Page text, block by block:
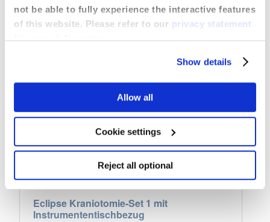
not be able to fully experience the interactive features
of this website. Please refer to our privacy statement
for more information.
Show details
Allow all
Cookie settings
Reject all optional
Eclipse Kraniotomie-Set 1 mit
Instrumententischbezug